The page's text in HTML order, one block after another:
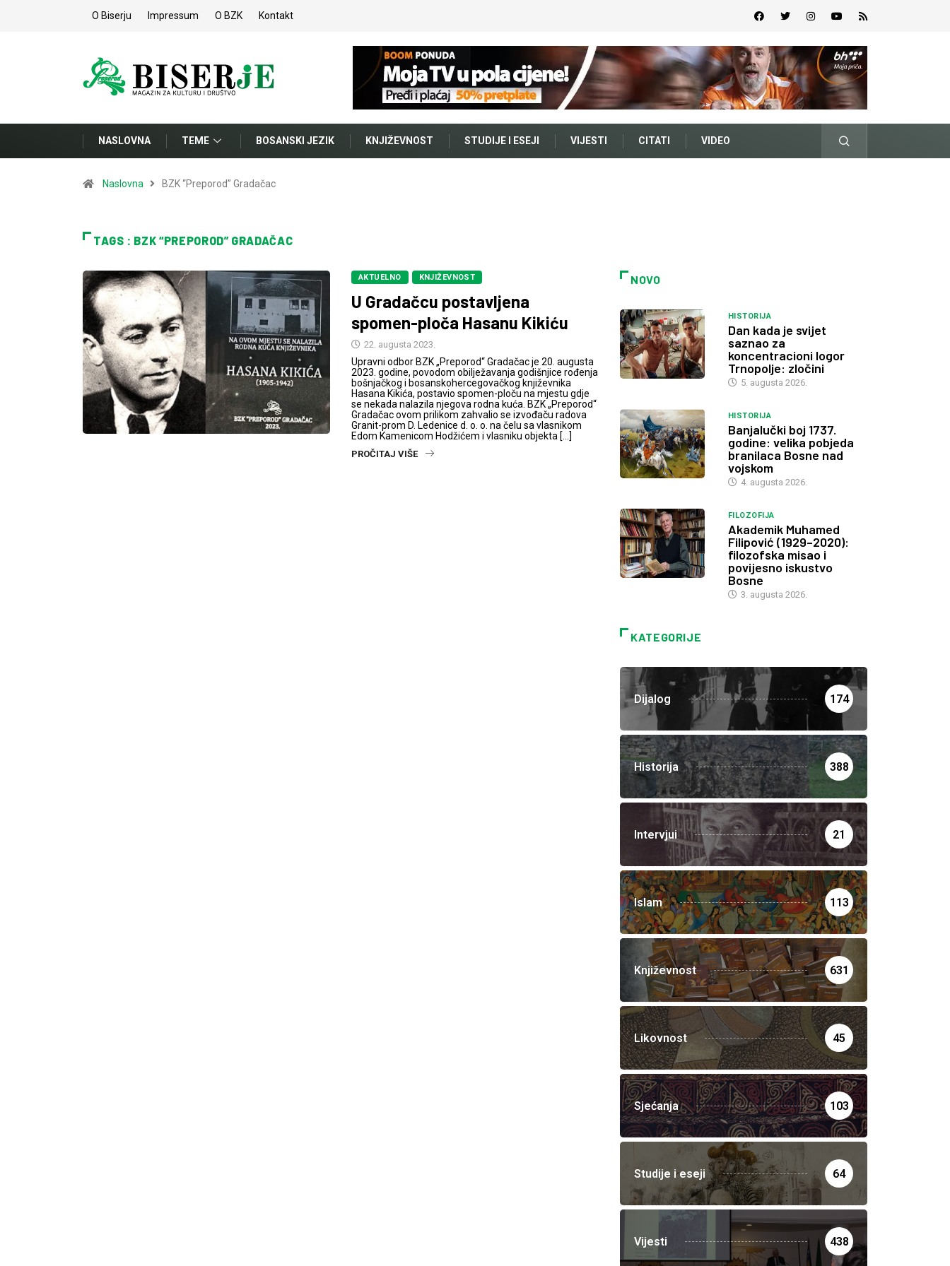
O Biserju Impressum O BZK Kontakt
NASLOVNA TEME BOSANSKI JEZIK KNJIŽEVNOST STUDIJE I ESEJI VIJESTI CITATI VIDEO
Naslovna BZK “Preporod” Gradačac
TAGS : BZK “PREPOROD” GRADAČAC
AKTUELNO KNJIŽEVNOST
U Gradačcu postavljena
spomen-ploča Hasanu Kikiću
22. augusta 2023.
Upravni odbor BZK „Preporod“ Gradačac je 20. augusta
2023. godine, povodom obilježavanja godišnjice rođenja
bošnjačkog i bosanskohercegovačkog književnika
Hasana Kikića, postavio spomen-ploču na mjestu gdje
se nekada nalazila njegova rodna kuća. BZK „Preporod“
Gradačac ovom prilikom zahvalio se izvođaču radova
Granit-prom D. Ledenice d. o. o. na čelu sa vlasnikom
Edom Kamenicom Hodžićem i vlasniku objekta […]
PROČITAJ VIŠE
NOVO
HISTORIJA
Dan kada je svijet
saznao za
koncentracioni logor
Trnopolje: zločini
5. augusta 2026.
HISTORIJA
Banjalučki boj 1737.
godine: velika pobjeda
branilaca Bosne nad
vojskom
4. augusta 2026.
FILOZOFIJA
Akademik Muhamed
Filipović (1929–2020):
filozofska misao i
povijesno iskustvo
Bosne
3. augusta 2026.
KATEGORIJE
Dijalog 174
Historija 388
Intervjui 21
Islam 113
Književnost 631
Likovnost 45
Sjećanja 103
Studije i eseji 64
Vijesti 438